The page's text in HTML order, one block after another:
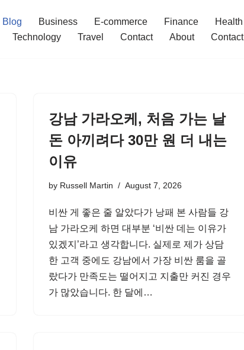
Blog Business E-commerce Finance Health
Technology Travel Contact About Contact
강남 가라오케, 처음 가는 날
돈 아끼려다 30만 원 더 내는
이유
by Russell Martin August 7, 2026
비싼 게 좋은 줄 알았다가 낭패 본 사람들 강
남 가라오케 하면 대부분 ‘비싼 데는 이유가
있겠지’라고 생각합니다. 실제로 제가 상담
한 고객 중에도 강남에서 가장 비싼 룸을 골
랐다가 만족도는 떨어지고 지출만 커진 경우
가 많았습니다. 한 달에…